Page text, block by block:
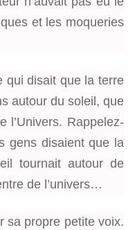
et les moqueries
qui disait que la terre
autour du soleil, que
l’Univers. Rappelez-
gens disaient que la
tournait autour de
de l’univers…
sa propre petite voix.